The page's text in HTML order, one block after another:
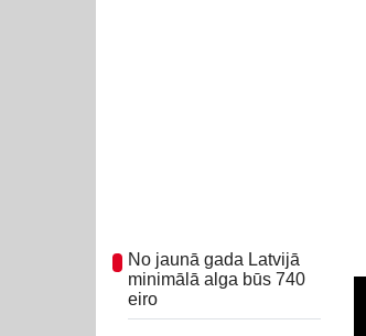
No jaunā gada Latvijā
minimālā alga būs 740
eiro